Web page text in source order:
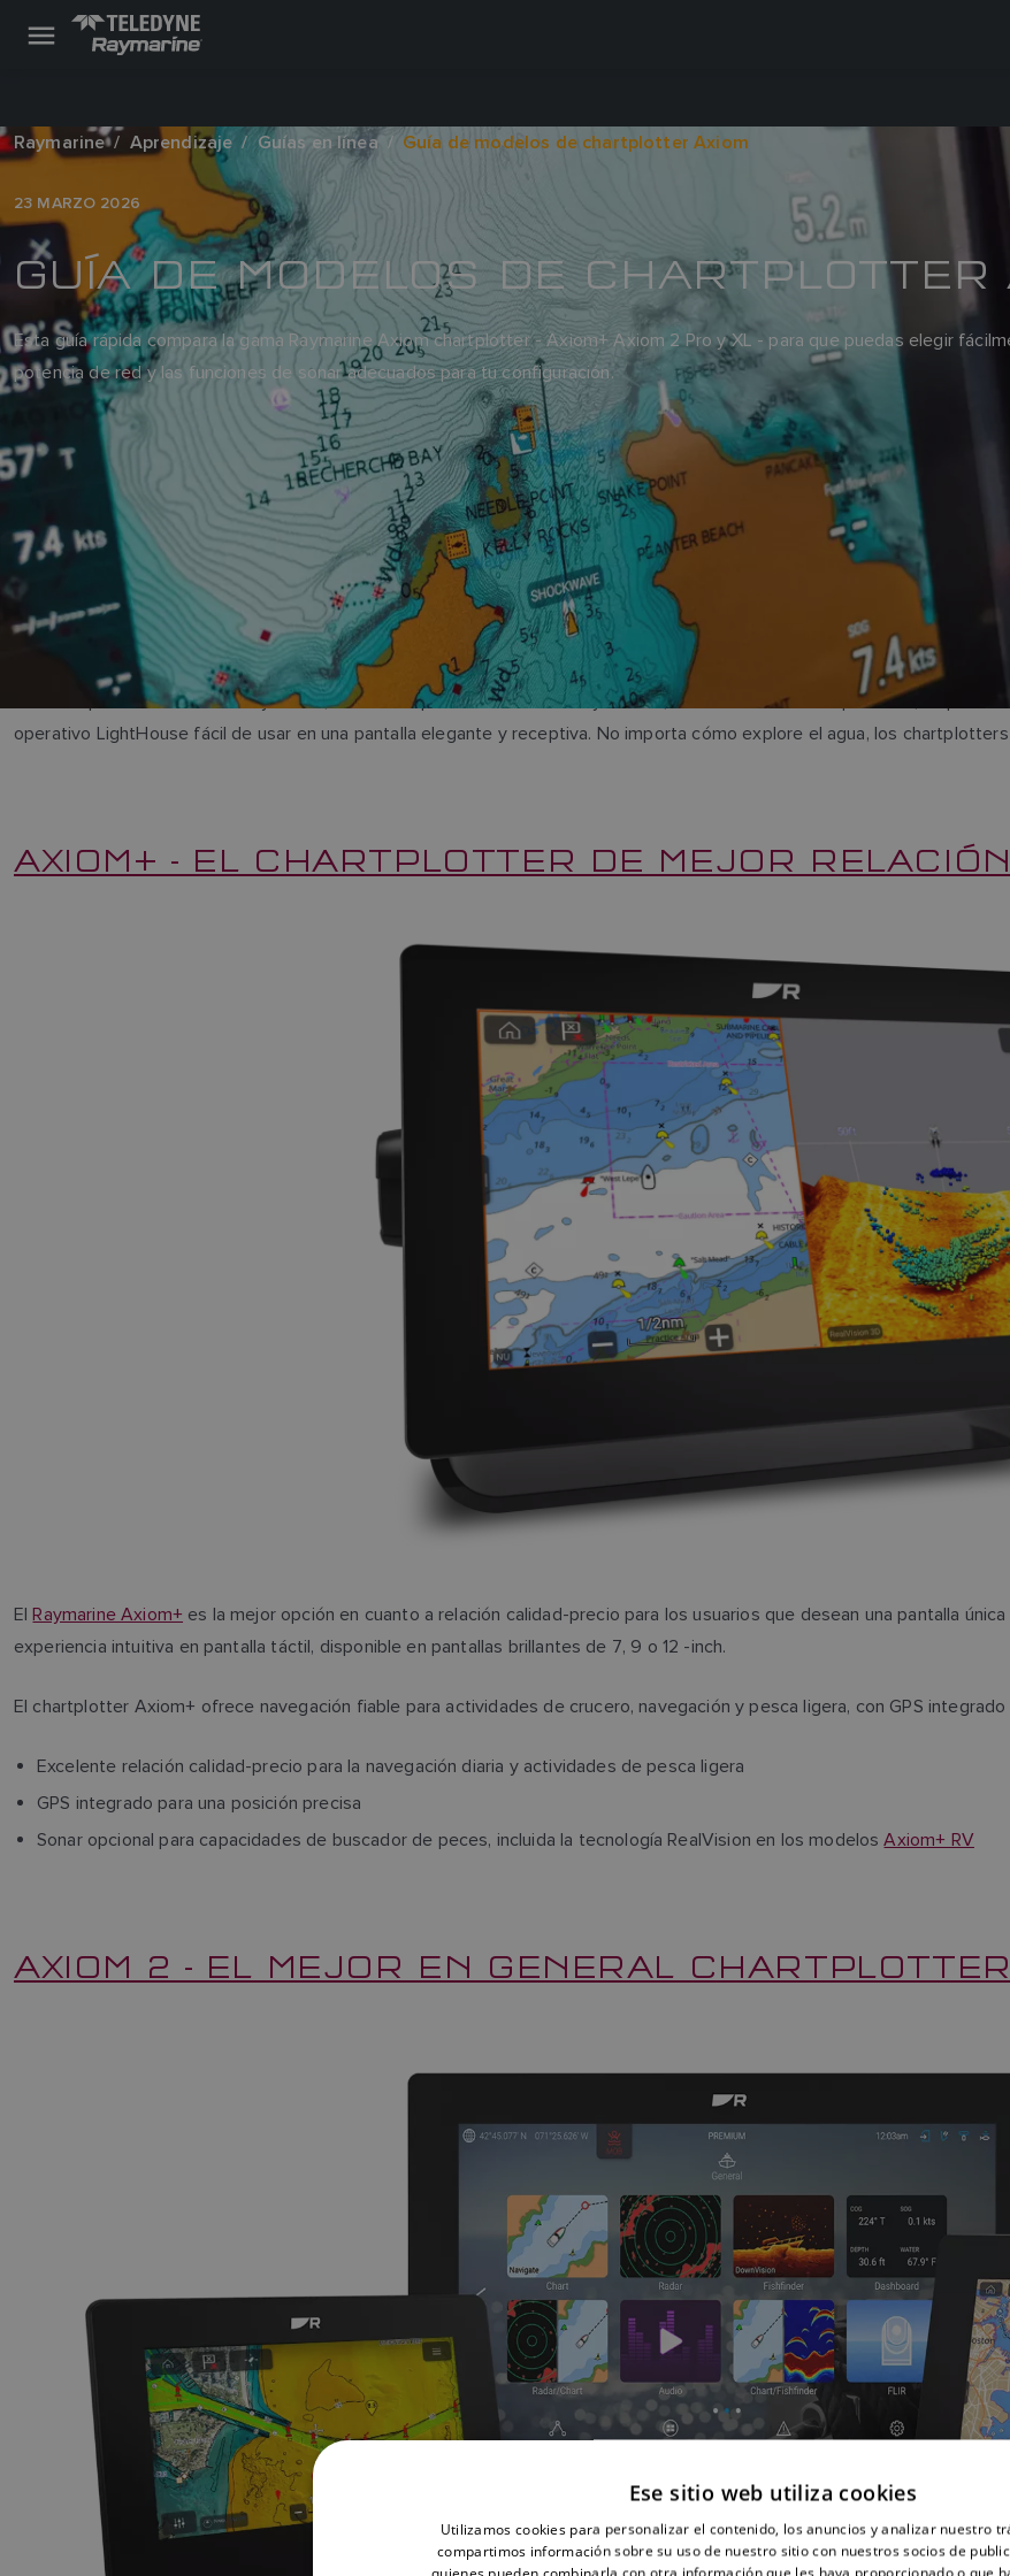
Raymarine Aprendizaje Guías en línea Guía de modelos de chartplotter Axiom
23 MARZO 2026
GUÍA DE MODELOS DE CHARTPLOTTER
Esta guía rápida compara la gama Raymarine Axiom chartplotter - Axiom+ Axiom 2 Pro y XL - para que puedas elegir
potencia de red y las funciones de sonar adecuados para tu configuración.
Los chartplotters Axiom de Raymarine, diseñados para ofrecer claridad y control, combinan un GPS de precisión, un
operativo LightHouse fácil de usar en una pantalla elegante y receptiva. No importa cómo explore el agua, los
AXIOM+ - EL CHARTPLOTTER DE MEJOR
ElRaymarine Axiom+ es la mejor opción en cuanto a relación calidad-precio para los usuarios que desean una pantalla
experiencia intuitiva en pantalla táctil, disponible en pantallas brillantes de 7, 9 o 12 -inch.
El chartplotter Axiom+ ofrece navegación fiable para actividades de crucero, navegación y pesca ligera, con GPS
Excelente relación calidad-precio para la navegación diaria y actividades de pesca ligera
GPS integrado para una posición precisa
Sonar opcional para capacidades de buscador de peces, incluida la tecnología RealVision en los modelosAxiom+ RV
AXIOM 2 - EL MEJOR EN GENERAL CHARTPLOTTER
Ese sitio web utiliza cookies
Utilizamos cookies para personalizar el contenido, los anuncios y analizar nuestro
compartimos información sobre su uso de nuestro sitio con nuestros socios de